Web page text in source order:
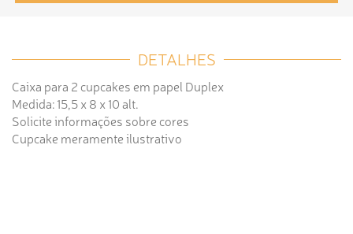
DETALHES
Caixa para 2 cupcakes em papel Duplex
Medida: 15,5 x 8 x 10 alt.
Solicite informações sobre cores
Cupcake meramente ilustrativo